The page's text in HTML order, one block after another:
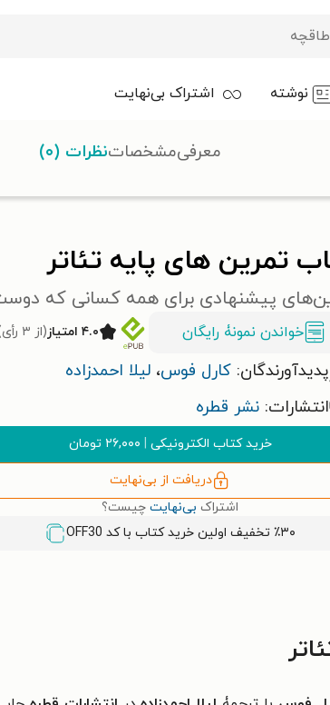
نوشته اشتراک بی‌نهایت
تمرین های پایه تئاتر
پیشنهادی برای همه کسانی که
خواندن نمونۀ رایگان ۴.۰ امتیاز (از ۳ رأی)
پدیدآورندگان: کارل فوس، لیلا احمدزاده
انتشارات: نشر قطره
خرید کتاب الکترونیکی | ۲۶,۰۰۰ تومان
دریافت از بی‌نهایت
اشتراک بی‌نهایت چیست؟
٪۳۰ تخفیف اولین خرید کتاب با کد
OFF30
معرفیمشخصاتنظرات (۰)